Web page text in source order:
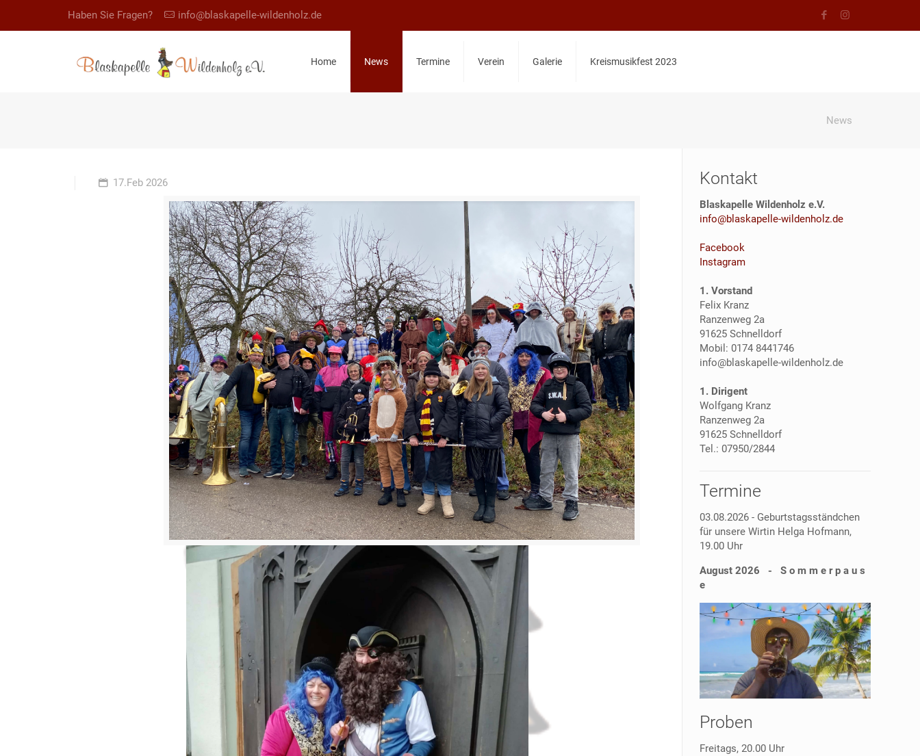
Haben Sie Fragen? info@blaskapelle-wildenholz.de
Home News Termine Verein Galerie Kreismusikfest 2023
News
17.Feb 2026 Kontakt
Blaskapelle Wildenholz e.V.
info@blaskapelle-wildenholz.de
Facebook
Instagram
1. Vorstand
Felix Kranz
Ranzenweg 2a
91625 Schnelldorf
Mobil: 0174 8441746
info@blaskapelle-wildenholz.de
1. Dirigent
Wolfgang Kranz
Ranzenweg 2a
91625 Schnelldorf
Tel.: 07950/2844
Termine
03.08.2026 - Geburtstagsständchen
für unsere Wirtin Helga Hofmann,
19.00 Uhr
August 2026 - S o m m e r p a u s
e
Proben
Freitags, 20.00 Uhr